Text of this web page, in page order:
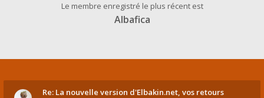
Le membre enregistré le plus récent est
Albafica
Re: La nouvelle version d'Elbakin.net, vos retours